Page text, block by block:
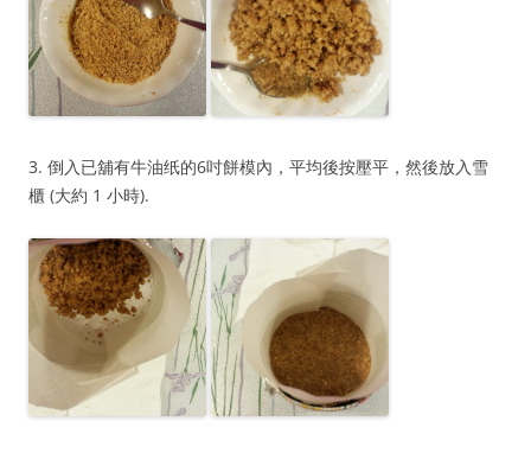
3. 倒入已舖有牛油纸的6吋餅模內，平均後按壓平，然後放入雪
櫃 (大約 1 小時).